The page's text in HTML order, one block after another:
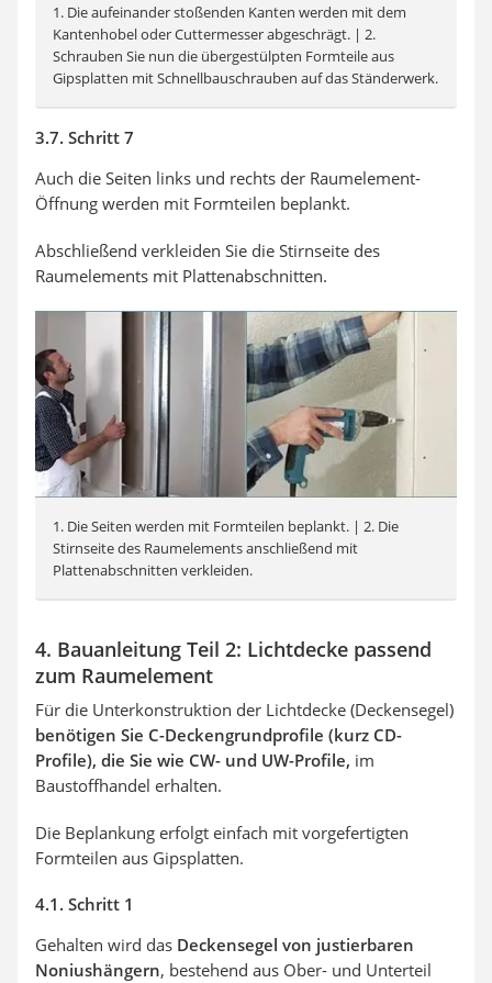
1. Die aufeinander stoßenden Kanten werden mit dem
Kantenhobel oder Cuttermesser abgeschrägt. | 2.
Schrauben Sie nun die übergestülpten Formteile aus
Gipsplatten mit Schnellbauschrauben auf das Ständerwerk.
3.7. Schritt 7
Auch die Seiten links und rechts der Raumelement-
Öffnung werden mit Formteilen beplankt.
Abschließend verkleiden Sie die Stirnseite des
Raumelements mit Plattenabschnitten.
1. Die Seiten werden mit Formteilen beplankt. | 2. Die
Stirnseite des Raumelements anschließend mit
Plattenabschnitten verkleiden.
4. Bauanleitung Teil 2: Lichtdecke passend
zum Raumelement
Für die Unterkonstruktion der Lichtdecke (Deckensegel)
benötigen Sie C-Deckengrundprofile (kurz CD-
Profile), die Sie wie CW- und UW-Profile, im
Baustoffhandel erhalten.
Die Beplankung erfolgt einfach mit vorgefertigten
Formteilen aus Gipsplatten.
4.1. Schritt 1
Gehalten wird das Deckensegel von justierbaren
Noniushängern, bestehend aus Ober- und Unterteil